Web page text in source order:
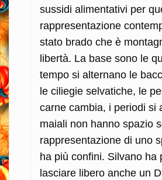
sussidi alimentativi per
rappresentazione
stato brado che è
libertà. La base sono le
tempo si alternano le
le ciliegie selvatiche, le
carne cambia, i periodi si
maiali non hanno spazio
rappresentazione di uno
ha più confini. Silvano ha
lasciare libero anche un